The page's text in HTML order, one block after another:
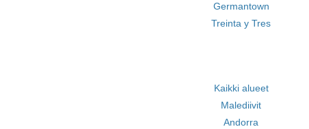
Germantown
Treinta y Tres
Kaikki alueet
Malediivit
Andorra